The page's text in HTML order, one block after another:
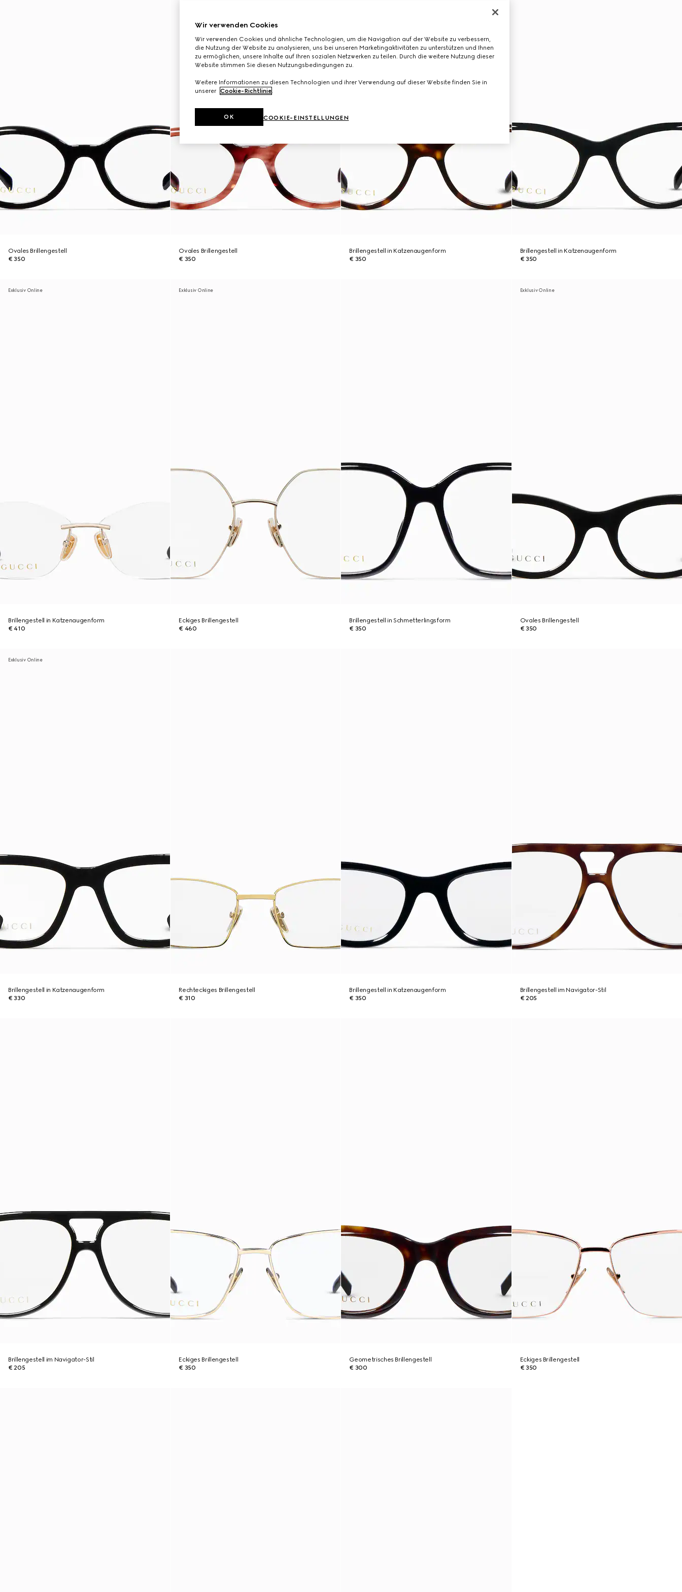
Ovales Brillengestell
€ 350
Ovales Brillengestell
€ 350
Brillengestell in Katzenaugenform
€ 350
Brillengestell in Katzenaugenform
€ 350
Exklusiv Online
Brillengestell in Katzenaugenform
€ 410
Exklusiv Online
Eckiges Brillengestell
€ 460
Brillengestell in Schmetterlingsform
€ 350
Exklusiv Online
Ovales Brillengestell
€ 350
Exklusiv Online
Brillengestell in Katzenaugenform
€ 330
Rechteckiges Brillengestell
€ 310
Brillengestell in Katzenaugenform
€ 350
Brillengestell im Navigator-Stil
€ 205
Brillengestell im Navigator-Stil
€ 205
Eckiges Brillengestell
€ 350
Geometrisches Brillengestell
€ 300
Eckiges Brillengestell
€ 350
Wir verwenden Cookies
Wir verwenden Cookies und ähnliche Technologien, um die Navigation auf der Website zu verbessern,
die Nutzung der Website zu analysieren, uns bei unseren Marketingaktivitäten zu unterstützen und Ihnen
zu ermöglichen, unsere Inhalte auf Ihren sozialen Netzwerken zu teilen. Durch die weitere Nutzung dieser
Website stimmen Sie diesen Nutzungsbedingungen zu.
Weitere Informationen zu diesen Technologien und ihrer Verwendung auf dieser Website finden Sie in
unserer Cookie-Richtlinie.
COOKIE-EINSTELLUNGEN
OK